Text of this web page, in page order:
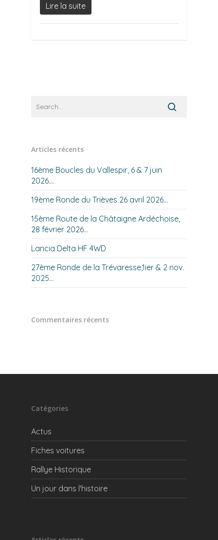
Lire la suite
Articles récents
16ème Boucles du Vallespir, 6 & 7 juin
2026….
19ème Ronde du Trièves 26 avril 2026…
15ème Route de la Châtaigne Ardéchoise,
28 février 2026…
Lancia Delta HF 4WD
27ème Ronde de la Trévaresse,1ier & 2 nov.
2025…
Commentaires récents
Catégories
Actus
Fiches voitures
Rallye Historique
Un jour dans l'histoire